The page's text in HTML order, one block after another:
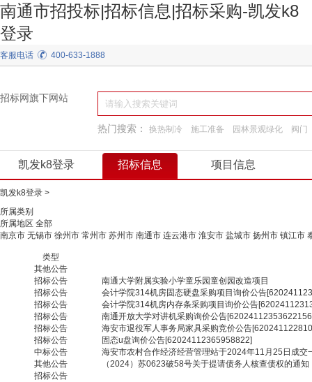
南通市招投标|招标信息|招标采购-凯发k8
登录
客服电话 400-633-1888
招标网旗下网站
热门搜索： 换热制冷 施工准备 园林景观绿化
阀门
凯发k8登录 招标信息 项目信息
凯发k8登录 >
所属类别
所属地区 全部
南京市 无锡市 徐州市 常州市 苏州市 南通市 连云港市 淮安市 盐城市 扬州市 镇江市
类型
其他公告
招标公告
南通大学附属实验小学童乐园童创园改造项目
招标公告
会计学院314机房固态硬盘采购项目询价公告
招标公告
会计学院314机房内存条采购项目询价公告
招标公告
南通开放大学对讲机采购询价公告
招标公告
海安市退役军人事务局家具采购竞价公告
招标公告
固态u盘询价公告[62024112365958822]
中标公告
海安市农村合作经济经营管理站于2024年11月25日成交
其他公告
（2024）苏0623破58号关于提请债务人核查债权的通知
招标公告